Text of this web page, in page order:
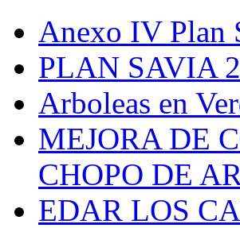
Anexo IV Plan
PLAN SAVIA
Arboleas en
MEJORA DE
CHOPO DE
EDAR LOS